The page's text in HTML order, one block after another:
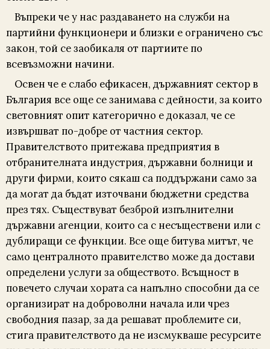
Въпреки че у нас раздаването на служби на
партийни функционери и близки е ограничено със
закон, той се заобикаля от партиите по
всевъзможни начини.
Освен че е слабо ефикасен, държавният сектор в
България все още се занимава с дейности, за които
световният опит категорично е доказал, че се
извършват по-добре от частния сектор.
Правителството притежава предприятия в
отбранителната индустрия, държавни болници и
други фирми, които сякаш са поддържани само за
да могат да бъдат източвани бюджетни средства
през тях. Съществуват безброй изпълнителни
държавни агенции, които са с несъществени или с
дублиращи се функции. Все още битува митът, че
само централното правителство може да достави
определени услуги за обществото. Всъщност в
повечето случаи хората са напълно способни да се
организират на доброволни начала или чрез
свободния пазар, за да решават проблемите си,
стига правителството да не изсмукваше ресурсите